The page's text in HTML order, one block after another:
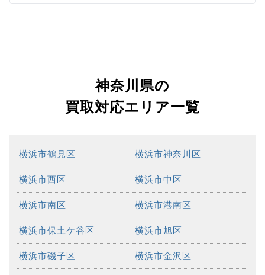
神奈川県の
買取対応エリア一覧
横浜市鶴見区 横浜市神奈川区
横浜市西区 横浜市中区
横浜市南区 横浜市港南区
横浜市保土ケ谷区 横浜市旭区
横浜市磯子区 横浜市金沢区